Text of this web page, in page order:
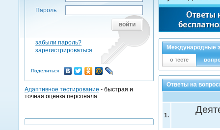
Международные
о тесте
Ответы на
1.
Пароль
войти
забыли пароль?
зарегистрироваться
Поделиться
Адаптивное тестирование - быстрая и
точная оценка персонала